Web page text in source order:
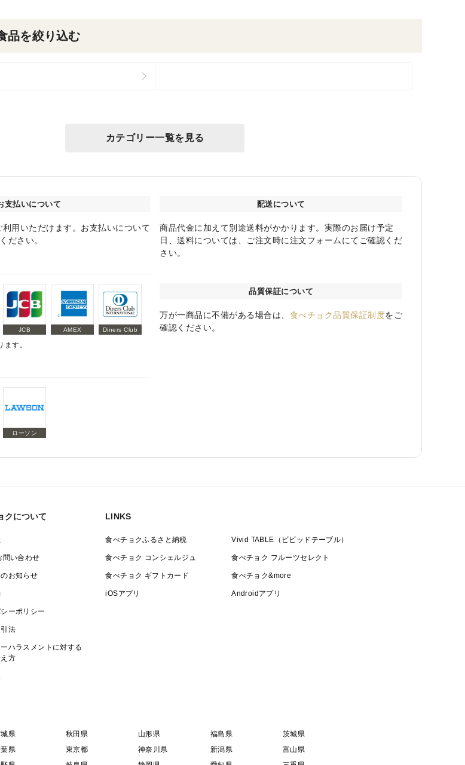
品を絞り込む
カテゴリー一覧を見る
支払いについて
用いただけます。お支払いについて
ださい。
JCB AMEX Diners Club
す。
ローソン
配送について
商品代金に加えて別途送料がかかります。実際のお届け予定
日、送料については、ご注文時に注文フォームにてご確認くだ
さい。
品質保証について
万が一商品に不備がある場合は、 食べチョク品質保証制度をご
確認ください。
クについて
問い合わせ
お知らせ
ーポリシー
法
ハラスメントに対する
方
LINKS
食べチョクふるさと納税 Vivid TABLE（ビビッドテーブル）
食べチョク コンシェルジュ 食べチョク フルーツセレクト
食べチョク ギフトカード 食べチョク&more
iOSアプリ Androidアプリ
県 秋田県 山形県 福島県
茨城県
県 東京都 神奈川県 新潟県
富山県